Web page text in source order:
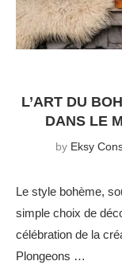
L’ART DU
DANS LE
by Eksy
Le style bohème,
simple choix de
célébration de la
Plongeons …